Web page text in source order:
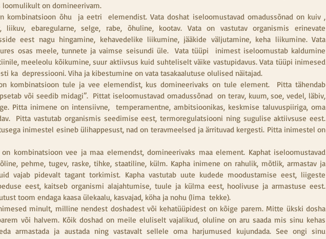
loomulikult on domineerivam.
kombinatsioon õhu  ja eetri  elemendist. Vata doshat iseloomustavad omadussõnad on kuiv ,
liikuv, ebaregularne, selge, rabe, õhuline, kootav. Vata on vastutav organismis erinevate
eest nagu hingamine, kehavedelike liikumine, jääkide väljutamine, keha liikumine. Vata
osas meele, tunnete ja vaimse seisundi üle.  Vata tüüpi  inimest iseloomustab kaldumine
meeleolu kõikumine, suur aktiivsus kuid suhteliselt väike vastupidavus. Vata tüüpi inimesed
ka  depressiooni. Viha ja kibestumine on vata tasakaalutuse olulised näitajad.
on kombinatsioon tule ja vee elemendist, kus domineerivaks on tule element.  Pitta tähendab
või seedib midagi”.  Pittat iseloomustavad omadussõnad  on terav, kuum, soe, vedel, läbiv,
Pitta inimene on intensiivne,  temperamentne, ambitsioonikas, keskmise taluvuspiiriga, oma
Pitta vastutab organismis seedimise eest, termoregulatsiooni ning sugulise aktiivsuse eest.
inimestel esineb ülihappesust, nad on teravmeelsed ja ärrituvad kergesti. Pitta inimestel on
on kombinatsioon vee ja maa elemendst, domineerivaks maa element. Kaphat iseloomustavad
pehme, tugev, raske, tihke, staatiline, külm. Kapha inimene on rahulik, mõtlik, armastav ja
vajab pidevalt tagant torkimist. Kapha vastutab uute kudede moodustamise eest, liigeste
eest, kaitseb organismi alajahtumise, tuule ja külma eest, hoolivuse ja armastuse eest.
toom endaga kaasa ülekaalu, kasvajad, köha ja nohu (lima  tekke).
minult, milline nendest doshadest või kehatüüpidest on kõige parem. Mitte ükski dosha
või halvem. Kõik doshad on meile eluliselt vajalikud, oluline on aru saada mis sinu kehas
armastada ja austada ning vastavalt sellele oma harjumused kujundada. See ongi sinu